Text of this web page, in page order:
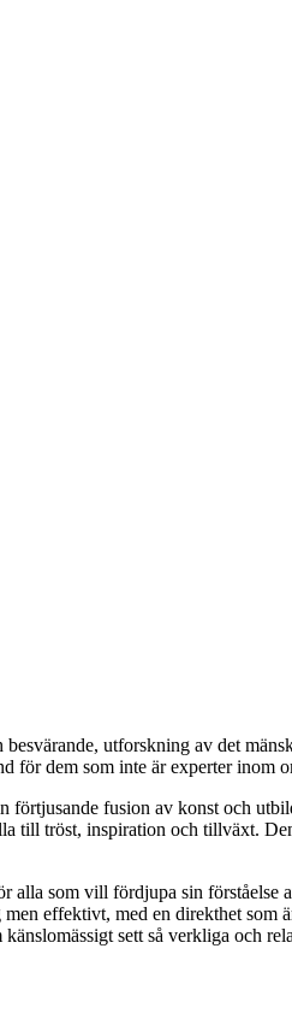
utforskning av det
för dem som inte är experter inom
förtjusande fusion av konst och
tröst, inspiration och tillväxt.
alla som vill fördjupa sin
effektivt, med en direkthet som
sett så verkliga och